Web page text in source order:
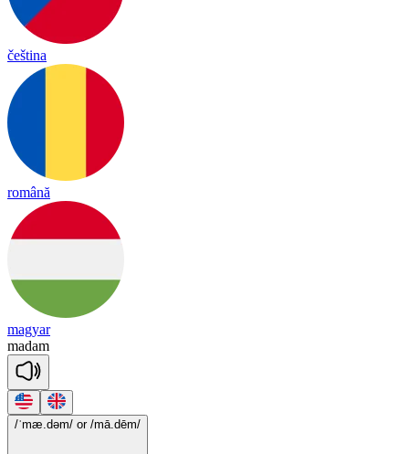
čeština
română
magyar
madam
/ˈmæ.dəm/ or /mā.dēm/